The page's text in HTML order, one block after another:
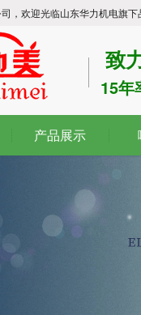
，欢迎光临山东华力机电旗
致力
15年
产品展示